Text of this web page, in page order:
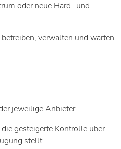
oder neue Hard- und
verwalten und warten
jeweilige Anbieter.
gesteigerte Kontrolle über
stellt.